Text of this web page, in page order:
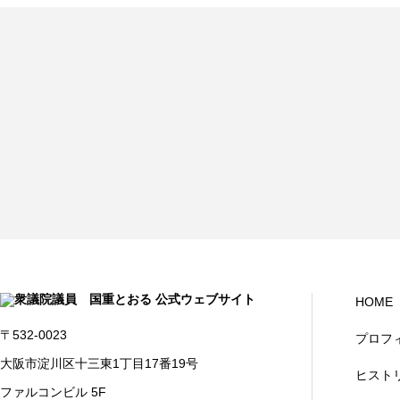
〒532-0023
大阪市淀川区十三東1丁目17番19号
ファルコンビル 5F
HOME
プロフ
ヒスト